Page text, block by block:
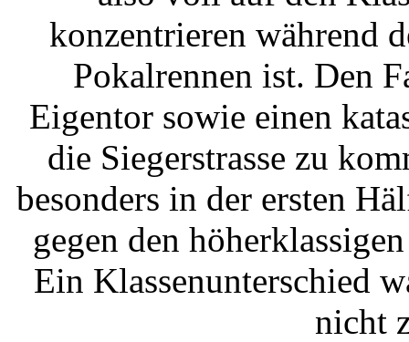
konzentrieren während
Pokalrennen ist. Den
Eigentor sowie einen
die Siegerstrasse zu
besonders in der ersten
gegen den
Ein Klassenunterschied
nicht